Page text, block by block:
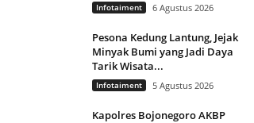
Infotaiment 6 Agustus 2026
Pesona Kedung Lantung, Jejak
Minyak Bumi yang Jadi Daya
Tarik Wisata...
Infotaiment 5 Agustus 2026
Kapolres Bojonegoro AKBP